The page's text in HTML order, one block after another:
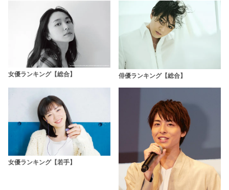
女優ランキング【総合】 俳優ランキング【総合】
女優ランキング【若手】